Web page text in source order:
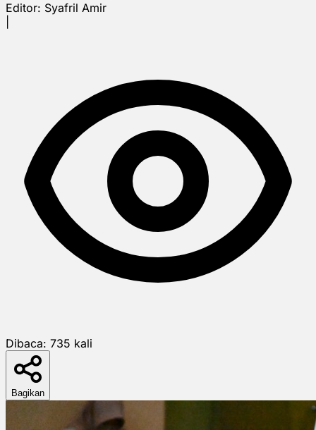
Editor: Syafril Amir
Dibaca: 735 kali
Bagikan